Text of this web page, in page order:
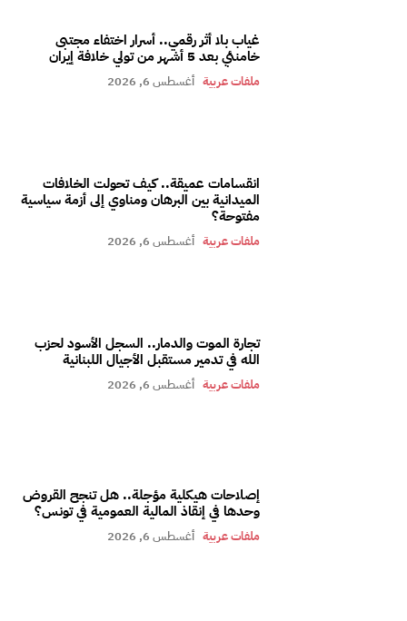
غياب بلا أثر رقمي.. أسرار اختفاء مجتبى
خامنئي بعد 5 أشهر من تولي خلافة إيران
ملفات عربية أغسطس 6, 2026
انقسامات عميقة.. كيف تحولت الخلافات
الميدانية بين البرهان ومناوي إلى أزمة سياسية
مفتوحة؟
ملفات عربية أغسطس 6, 2026
تجارة الموت والدمار.. السجل الأسود لحزب
الله في تدمير مستقبل الأجيال اللبنانية
ملفات عربية أغسطس 6, 2026
إصلاحات هيكلية مؤجلة.. هل تنجح القروض
وحدها في إنقاذ المالية العمومية في تونس؟
ملفات عربية أغسطس 6, 2026